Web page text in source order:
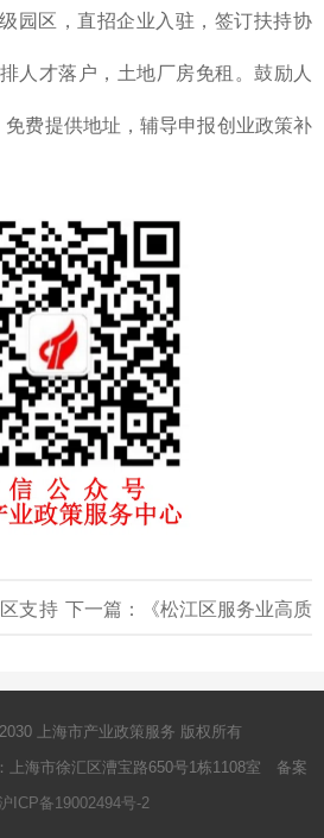
级园区，直招企业入驻，签订扶持协
人才落户，土地厂房免租。鼓励人
费提供地址，辅导申报创业政策补
支持 下一篇： 《松江区服务业高质
法》2024-2029
上海市产业政策服务 版权所有
上海市徐汇区漕宝路650号1栋1108室 备案
沪ICP备19002494号-2